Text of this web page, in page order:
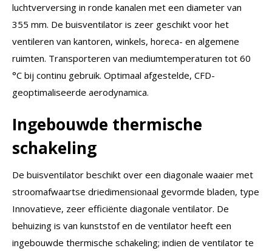
luchtverversing in ronde kanalen met een diameter van
355 mm. De buisventilator is zeer geschikt voor het
ventileren van kantoren, winkels, horeca- en algemene
ruimten. Transporteren van mediumtemperaturen tot 60
°C bij continu gebruik. Optimaal afgestelde, CFD-
geoptimaliseerde aerodynamica.
Ingebouwde thermische
schakeling
De buisventilator beschikt over een diagonale waaier met
stroomafwaartse driedimensionaal gevormde bladen, type
Innovatieve, zeer efficiënte diagonale ventilator. De
behuizing is van kunststof en de ventilator heeft een
ingebouwde thermische schakeling; indien de ventilator te